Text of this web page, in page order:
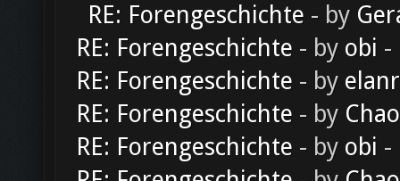
RE: Forengeschichte - by
RE: Forengeschichte - by obi -
RE: Forengeschichte - by
RE: Forengeschichte - by
RE: Forengeschichte - by obi -